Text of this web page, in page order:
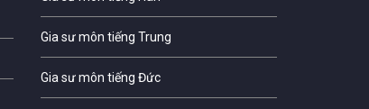
Gia sư môn tiếng Trung
Gia sư môn tiếng Đức